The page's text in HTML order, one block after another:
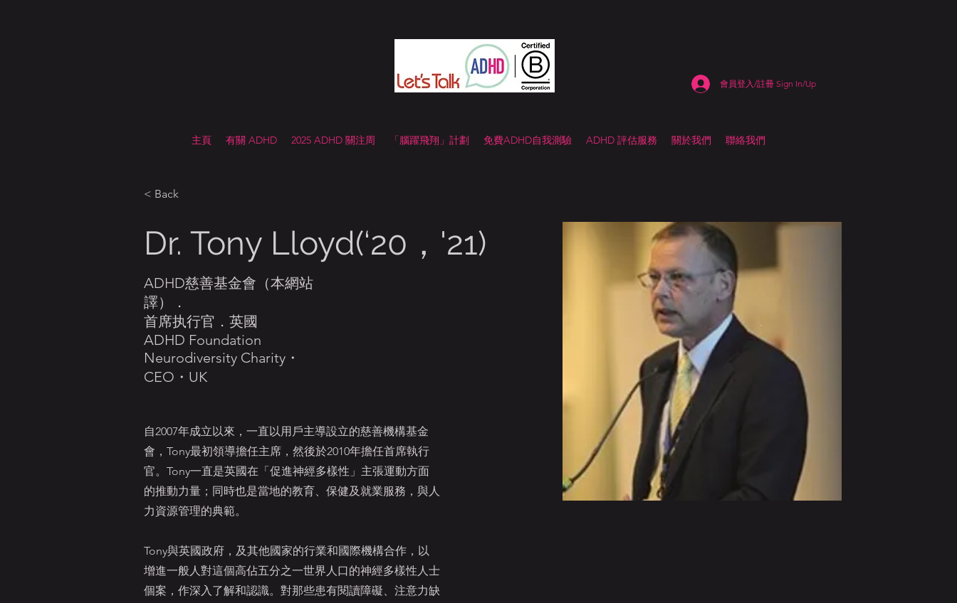
會員登入/註冊 Sign In/Up
主頁 有關 ADHD 2025 ADHD 關注周 「腦躍飛翔」計劃 免費ADHD自我測驗 ADHD 評估服務 關於我們 聯絡我們
< Back
Dr. Tony Lloyd(‘20，'21)
ADHD慈善基金會（本網站
譯）．
首席执行官．英國
ADHD Foundation
Neurodiversity Charity・
CEO・UK
自2007年成立以來，一直以用戶主導設立的慈善機構基金
會，Tony最初領導擔任主席，然後於2010年擔任首席執行
官。Tony一直是英國在「促進神經多樣性」主張運動方面
的推動力量；同時也是當地的教育、保健及就業服務，與人
力資源管理的典範。
Tony與英國政府，及其他國家的行業和國際機構合作，以
增進一般人對這個高佔五分之一世界人口的神經多樣性人士
個案，作深入了解和認識。對那些患有閱讀障礙、注意力缺